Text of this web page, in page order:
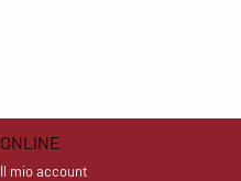
ONLINE
Il mio account